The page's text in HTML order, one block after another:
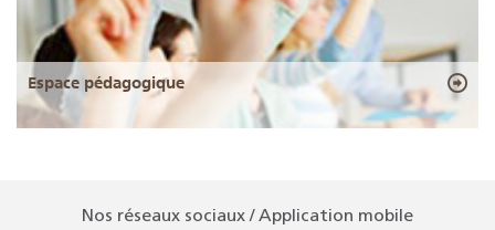
Espace pédagogique
Nos réseaux sociaux / Application mobile